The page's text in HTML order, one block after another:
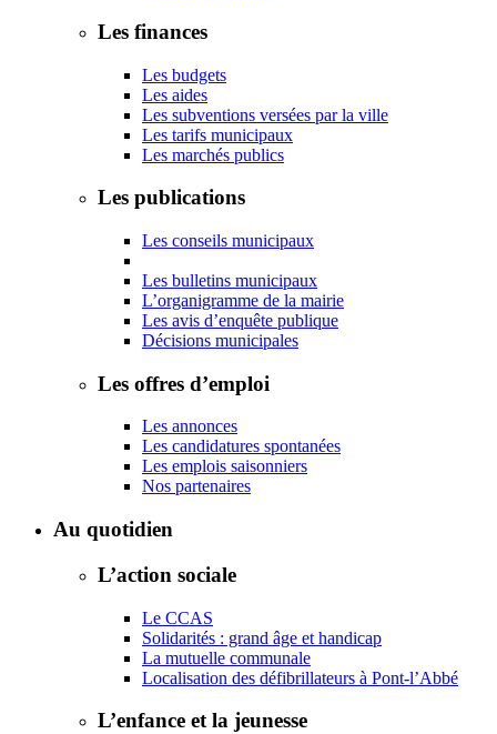
Les finances
Les budgets
Les aides
Les subventions versées par la ville
Les tarifs municipaux
Les marchés publics
Les publications
Les conseils municipaux
Les bulletins municipaux
L’organigramme de la mairie
Les avis d’enquête publique
Décisions municipales
Les offres d’emploi
Les annonces
Les candidatures spontanées
Les emplois saisonniers
Nos partenaires
Au quotidien
L’action sociale
Le CCAS
Solidarités : grand âge et handicap
La mutuelle communale
Localisation des défibrillateurs à Pont-l’Abbé
L’enfance et la jeunesse